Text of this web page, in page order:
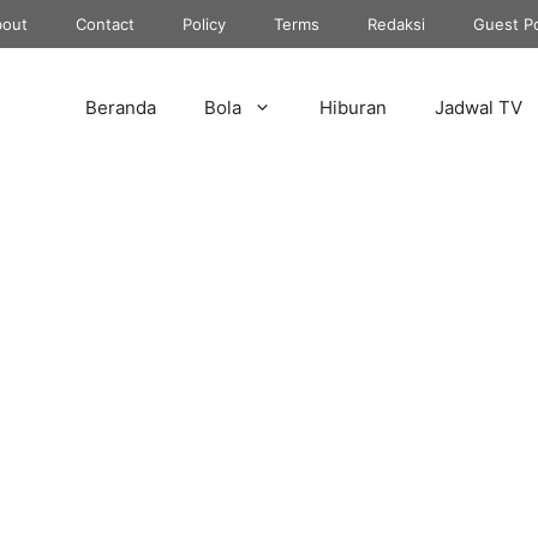
Contact Policy Terms Redaksi Guest
Beranda Bola Hiburan Jadwal TV